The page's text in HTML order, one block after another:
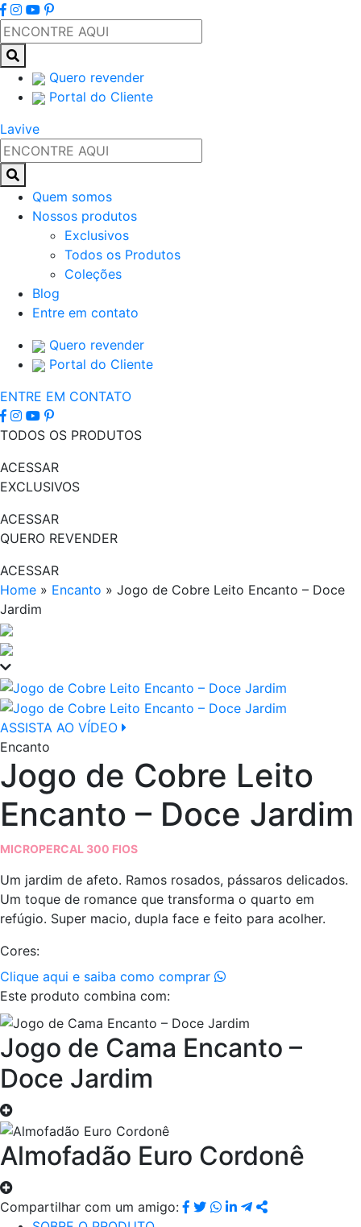
Quero revender
Portal do Cliente
Lavive
Quem somos
Nossos produtos
Exclusivos
Todos os Produtos
Coleções
Blog
Entre em contato
Quero revender
Portal do Cliente
ENTRE EM CONTATO
TODOS OS PRODUTOS
ACESSAR
EXCLUSIVOS
ACESSAR
QUERO REVENDER
ACESSAR
Home » Encanto » Jogo de Cobre Leito Encanto – Doce
Jardim
ASSISTA AO VÍDEO
Encanto
Jogo de Cobre Leito
Encanto – Doce Jardim
MICROPERCAL 300 FIOS
Um jardim de afeto. Ramos rosados, pássaros delicados.
Um toque de romance que transforma o quarto em
refúgio. Super macio, dupla face e feito para acolher.
Cores:
Clique aqui e saiba como comprar
Este produto combina com:
Jogo de Cama Encanto –
Doce Jardim
Almofadão Euro Cordonê
Compartilhar com um amigo: